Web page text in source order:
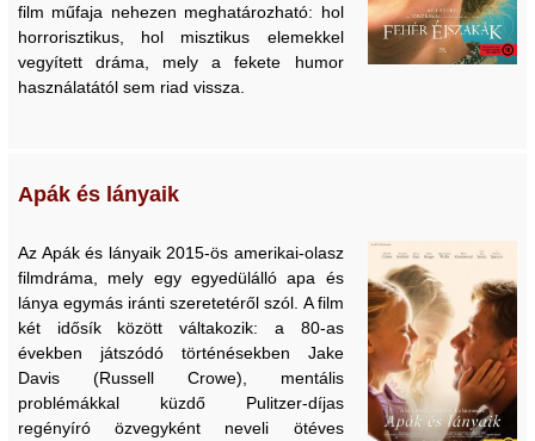
film műfaja nehezen meghatározható: hol
horrorisztikus, hol misztikus elemekkel
vegyített dráma, mely a fekete humor
használatától sem riad vissza.
Apák és lányaik
Az Apák és lányaik 2015-ös amerikai-olasz
filmdráma, mely egy egyedülálló apa és
lánya egymás iránti szeretetéről szól. A film
két idősík között váltakozik: a 80-as
években játszódó történésekben Jake
Davis (Russell Crowe), mentális
problémákkal küzdő Pulitzer-díjas
regényíró özvegyként neveli ötéves